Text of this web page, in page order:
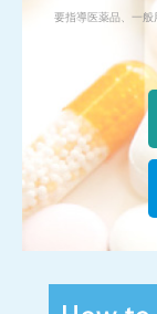
要指導医薬品、一般